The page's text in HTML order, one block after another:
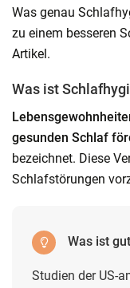
Was genau
zu einem besseren
Artikel.
Was ist
gesunden Schlaf
bezeichnet. Diese
Schlafstörungen
Was ist
Studien der US-